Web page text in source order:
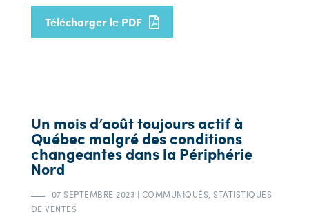
Télécharger le PDF
Un mois d’août toujours actif à
Québec malgré des conditions
changeantes dans la Périphérie
Nord
07 SEPTEMBRE 2023 | COMMUNIQUÉS, STATISTIQUES
DE VENTES